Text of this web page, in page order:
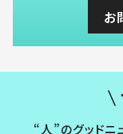
お
“人”のグッドニ